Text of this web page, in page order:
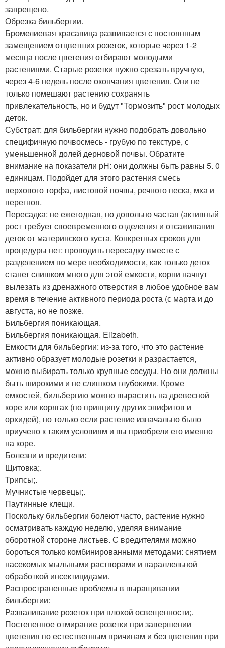
запрещено.
Обрезка бильбергии.
Бромелиевая красавица развивается с постоянным
замещением отцветших розеток, которые через 1-2
месяца после цветения отбирают молодыми
растениями. Старые розетки нужно срезать вручную,
через 4-6 недель после окончания цветения. Они не
только помешают растению сохранять
привлекательность, но и будут "Тормозить" рост молодых
деток.
Субстрат: для бильбергии нужно подобрать довольно
специфичную почвосмесь - грубую по текстуре, с
уменьшенной долей дерновой почвы. Обратите
внимание на показатели рН: они должны быть равны 5. 0
единицам. Подойдет для этого растения смесь
верхового торфа, листовой почвы, речного песка, мха и
перегноя.
Пересадка: не ежегодная, но довольно частая (активный
рост требует своевременного отделения и отсаживания
деток от материнского куста. Конкретных сроков для
процедуры нет: проводить пересадку вместе с
разделением по мере необходимости, как только деток
станет слишком много для этой емкости, корни начнут
вылезать из дренажного отверстия в любое удобное вам
время в течение активного периода роста (с марта и до
августа, но не позже.
Бильбергия поникающая.
Бильбергия поникающая. Elizabeth.
Емкости для бильбергии: из-за того, что это растение
активно образует молодые розетки и разрастается,
можно выбирать только крупные сосуды. Но они должны
быть широкими и не слишком глубокими. Кроме
емкостей, бильбергию можно вырастить на древесной
коре или корягах (по принципу других эпифитов и
орхидей), но только если растение изначально было
приучено к таким условиям и вы приобрели его именно
на коре.
Болезни и вредители:
Щитовка;.
Трипсы;.
Мучнистые червецы;.
Паутинные клещи.
Поскольку бильбергии болеют часто, растение нужно
осматривать каждую неделю, уделяя внимание
оборотной стороне листьев. С вредителями можно
бороться только комбинированными методами: снятием
насекомых мыльными растворами и параллельной
обработкой инсектицидами.
Распространенные проблемы в выращивании
бильбергии:
Разваливание розеток при плохой освещенности;.
Постепенное отмирание розетки при завершении
цветения по естественным причинам и без цветения при